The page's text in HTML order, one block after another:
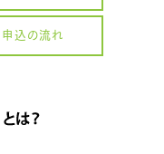
申込の流れ